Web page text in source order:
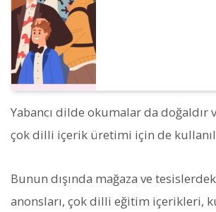
Yabancı dilde okumalar da doğaldır
çok dilli içerik üretimi için de
Bunun dışında mağaza ve
anonsları, çok dilli eğitim içerikleri,